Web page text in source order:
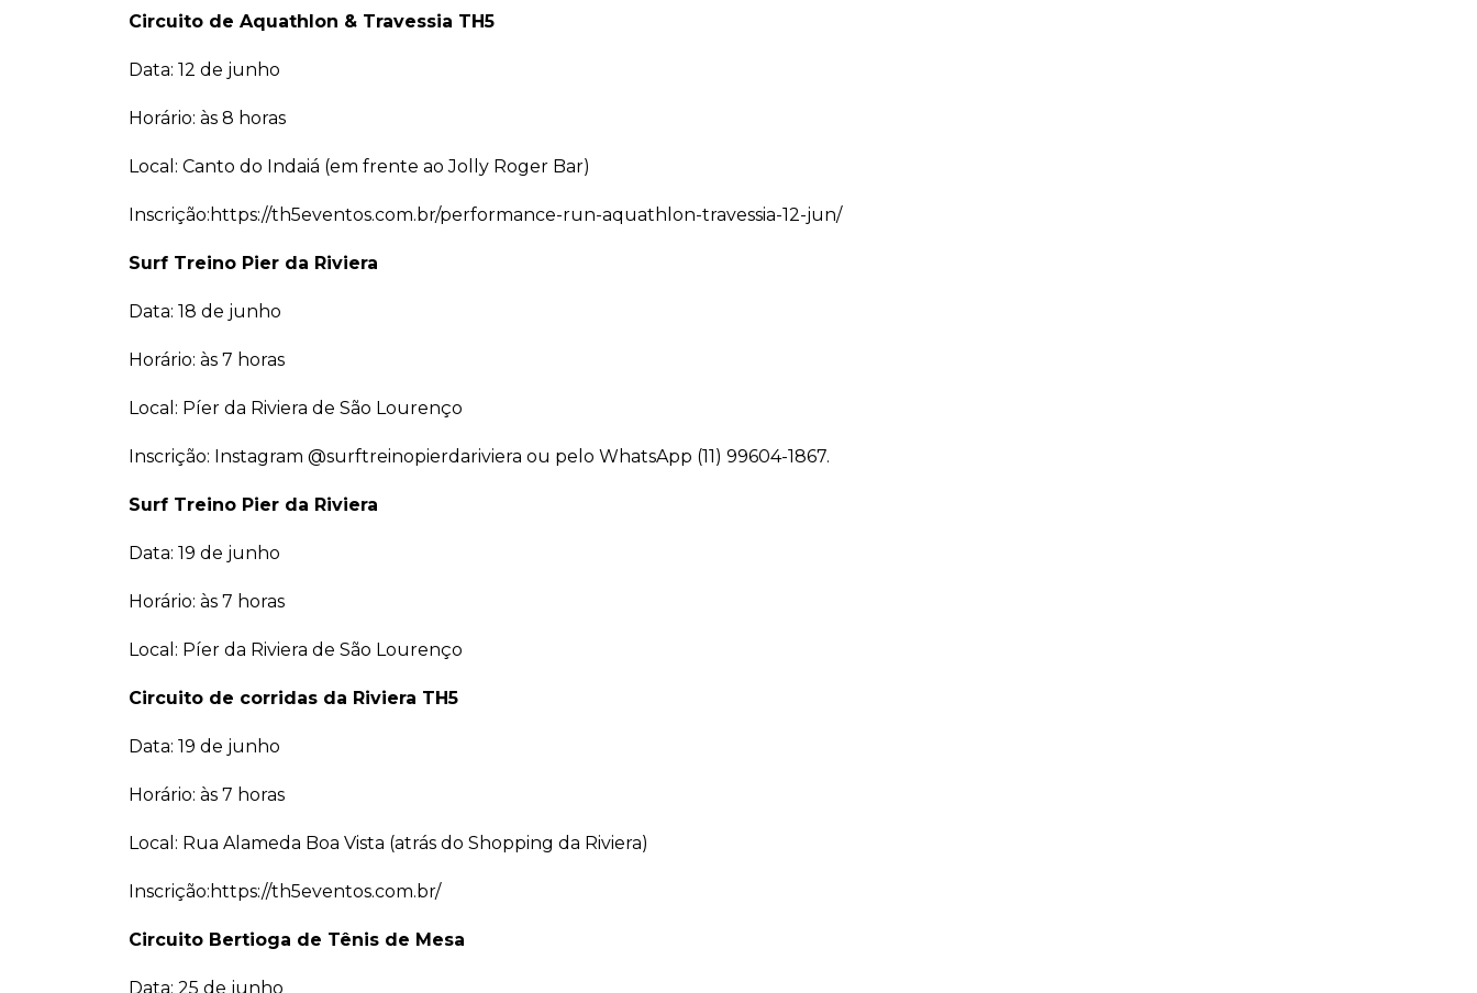
Circuito de Aquathlon & Travessia TH5
Data: 12 de junho
Horário: às 8 horas
Local: Canto do Indaiá (em frente ao Jolly Roger Bar)
Inscrição:https://th5eventos.com.br/performance-run-aquathlon-travessia-12-jun/
Surf Treino Pier da Riviera
Data: 18 de junho
Horário: às 7 horas
Local: Píer da Riviera de São Lourenço
Inscrição: Instagram @surftreinopierdariviera ou pelo WhatsApp (11) 99604-1867.
Surf Treino Pier da Riviera
Data: 19 de junho
Horário: às 7 horas
Local: Píer da Riviera de São Lourenço
Circuito de corridas da Riviera TH5
Data: 19 de junho
Horário: às 7 horas
Local: Rua Alameda Boa Vista (atrás do Shopping da Riviera)
Inscrição:https://th5eventos.com.br/
Circuito Bertioga de Tênis de Mesa
Data: 25 de junho